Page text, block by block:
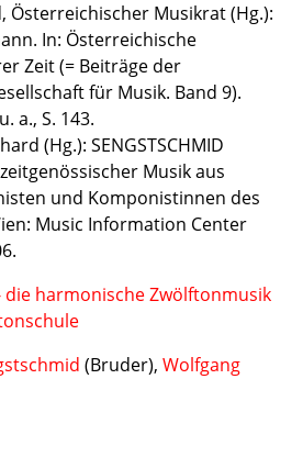
Österreichischer Musikrat (Hg.):
In: Österreichische
Zeit (= Beiträge der
für Musik. Band 9).
a., S. 143.
(Hg.): SENGSTSCHMID
Musik aus
und Komponistinnen des
Music Information Center
die harmonische Zwölftonmusik
(Bruder), Wolfgang